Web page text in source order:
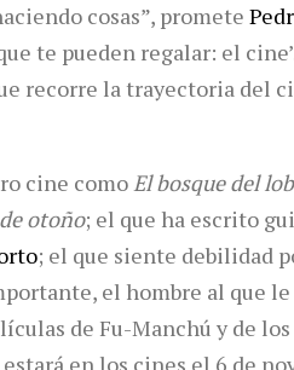
cosas”, promete
te pueden regalar: el
recorre la trayectoria del
cine comoEl bosque del
otoño; el que ha escrito
; el que siente debilidad
el hombre al que
de Fu-Manchú y de